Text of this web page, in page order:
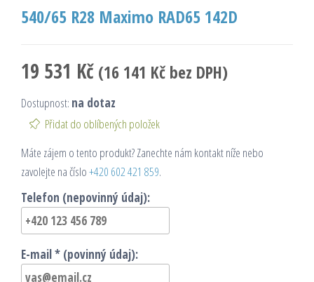
540/65 R28 Maximo RAD65 142D
19 531 Kč (16 141 Kč bez DPH)
Dostupnost: na dotaz
Přidat do oblíbených položek
Máte zájem o tento produkt? Zanechte nám kontakt níže nebo
zavolejte na číslo+420 602 421 859.
Telefon (nepovinný údaj):
E-mail * (povinný údaj):